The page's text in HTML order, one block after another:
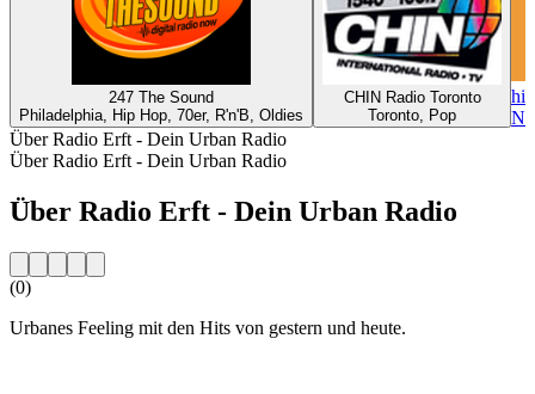
247 The Sound
Philadelphia, Hip Hop, 70er, R'n'B, Oldies
CHIN Radio Toronto
Toronto, Pop
Über Radio Erft - Dein Urban Radio
Über Radio Erft - Dein Urban Radio
Über Radio Erft - Dein Urban Radio
(0)
Urbanes Feeling mit den Hits von gestern und heute.